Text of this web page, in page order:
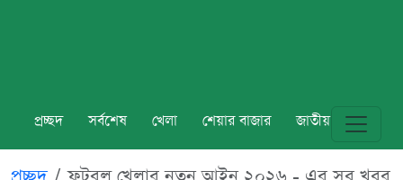
প্রচ্ছদ সর্বশেষ খেলা শেয়ার বাজার জাতীয় বিশ্ব